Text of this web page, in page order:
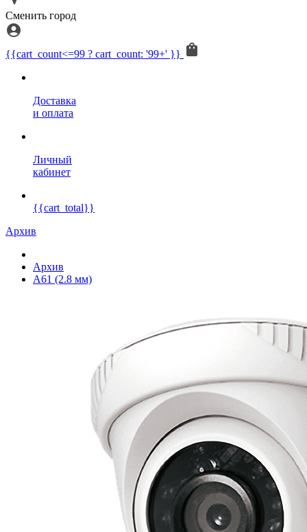
Сменить город
{{cart_count<=99 ? cart_count: '99+' }}
Доставка
и оплата
Личный
кабинет
{{cart_total}}
Архив
Архив
A61 (2.8 мм)